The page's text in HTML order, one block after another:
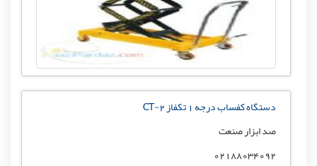
دستگاه کفساب درجه 1 تکفاز CT-2
صد ابزار صنعت
02188034092